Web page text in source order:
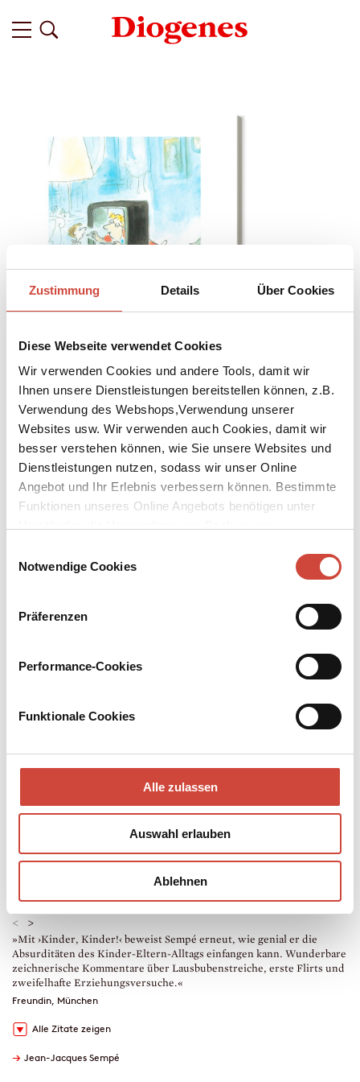
Zustimmung Details Über Cookies
Diese Webseite verwendet Cookies
Wir verwenden Cookies und andere Tools, damit wir
Ihnen unsere Dienstleistungen bereitstellen können, z.B.
Verwendung des Webshops,Verwendung unserer
Websites usw. Wir verwenden auch Cookies, damit wir
besser verstehen können, wie Sie unsere Websites und
Dienstleistungen nutzen, sodass wir unser Online
Angebot und Ihr Erlebnis verbessern können. Bestimmte
Funktionen unseres Online Angebots benötigen unter
Notwendige Cookies
Präferenzen
Performance-Cookies
Funktionale Cookies
Alle zulassen
Auswahl erlauben
Ablehnen
↘
Kaufen
Kinder, Kinder!
Ausgewählt von Daniel Keel und Daniel Kampa
Ohne die Zeichnungen von Sempé wären die Geschichten vom
kleinen Nick von René Goscinny nur halb so lustig. Doch nicht nur
Kinder fängt Sempés Strich genial ein. ›Kinder, Kinder!‹
versammelt Sempés zeichnerische Kommentare über die Irrungen
und Scharmützel, Rangeleien mit zweifelhaften Autoritäten wie
Eltern und Lehrern, Kumpelfreundschaften und erste Flirts … Ein
und für die, die es schon längst aufgegeben haben.
erschienen am 28. Oktober 2008
€ (D) 12.00 / sFr 16.00* / € (A) 12.40
* unverb. Preisempfehlung
< >
»Mit ›Kinder, Kinder!‹ beweist Sempé erneut, wie genial er die
Absurditäten des Kinder-Eltern-Alltags einfangen kann. Wunderbare
zeichnerische Kommentare über Lausbubenstreiche, erste Flirts und
zweifelhafte Erziehungsversuche.«
Freundin, München
Alle Zitate zeigen
→ Jean-Jacques Sempé